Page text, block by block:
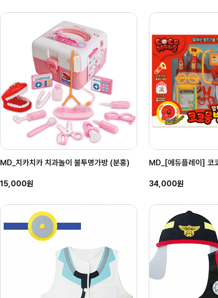
MD_치카치카 치과놀이 불투명가방 (분홍)
15,000원
MD_[에듀플레이] 코
34,000원